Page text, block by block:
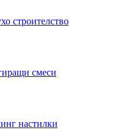
строителство
смеси
настилки